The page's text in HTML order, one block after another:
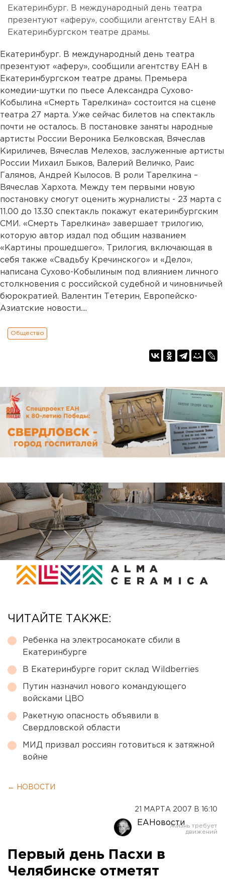
Екатеринбург. В международный день театра
презентуют «аферу», сообщили агентству ЕАН в
Екатеринбургском театре драмы.
Екатеринбург. В международный день театра
презентуют «аферу», сообщили агентству ЕАН в
Екатеринбургском театре драмы. Премьера
комедии-шутки по пьесе Александра Сухово-
Кобылина «Смерть Тарелкина» состоится на сцене
театра 27 марта. Уже сейчас билетов на спектакль
почти не осталось. В постановке заняты народные
артисты России Вероника Белковская, Вячеслав
Кириличев, Вячеслав Мелехов, заслуженные артисты
России Михаил Быков, Валерий Величко, Раис
Галямов, Андрей Кылосов. В роли Тарелкина –
Вячеслав Хархота. Между тем первыми новую
постановку смогут оценить журналисты - 23 марта с
11.00 до 13.30 спектакль покажут екатеринбургским
СМИ. «Смерть Тарелкина» завершает трилогию,
которую автор издал под общим названием
«Картины прошедшего». Трилогия, включающая в
себя также «Свадьбу Кречинского» и «Дело»,
написана Сухово-Кобылиным под влиянием личного
столкновения с российской судебной и чиновничьей
бюрократией. Валентин Тетерин, Европейско-
Азиатские новости....
Общество
ЧИТАЙТЕ ТАКЖЕ:
Ребенка на электросамокате сбили в
Екатеринбурге
В Екатеринбурге горит склад Wildberries
Путин назначил нового командующего
войсками ЦВО
Ракетную опасность объявили в
Свердловской области
МИД призвал россиян готовиться к затяжной
войне
← НОВОСТИ
21 МАРТА 2007 В 16:10
ЕАНовости
Первый день Пасхи в
Челябинске отметят